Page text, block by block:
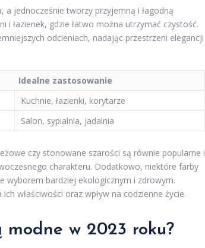
a jednocześnie tworzy przyjemną i łagodną
i łazienek, gdzie łatwo można utrzymać czystość.
odcieniach, nadając przestrzeni elegancji
Idealne zastosowanie
Kuchnie, łazienki, korytarze
Salon, sypialnia, jadalnia
czy stonowane szarości są równie popularne i
charakteru. Dodatkowo, niektóre farby
wyborem bardziej ekologicznym i zdrowym.
właściwości oraz wpływ na codzienne życie.
w 2023 roku?